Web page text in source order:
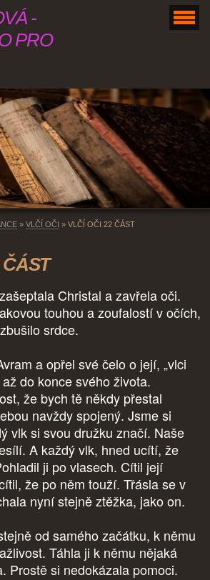
-
PRO
» VLČÍ OČI » VLČÍ OČI 22 ČÁST
ČÁST
Christal a zavřela oči.
touhou a zoufalostí v očích,
srdce.
a opřel své čelo o její, „vlci
do konce svého života.
že bych tě někdy přestal
navždy spojený. Jsme si
vlk si svou družku značí. Naše
A každý vlk, hned ucítí, že
ji po vlasech. Cítil její
že po něm touží. Třásla se v
nyní stejně ztěžka, jako on.
od samého začátku, k němu
Táhla ji k němu nějaká
Prostě si nedokázala pomoci.